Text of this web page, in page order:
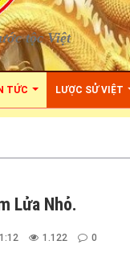
tộc Việt
TỨC LƯỢC SỬ VIỆT
Lửa Nhỏ.
1.122 0